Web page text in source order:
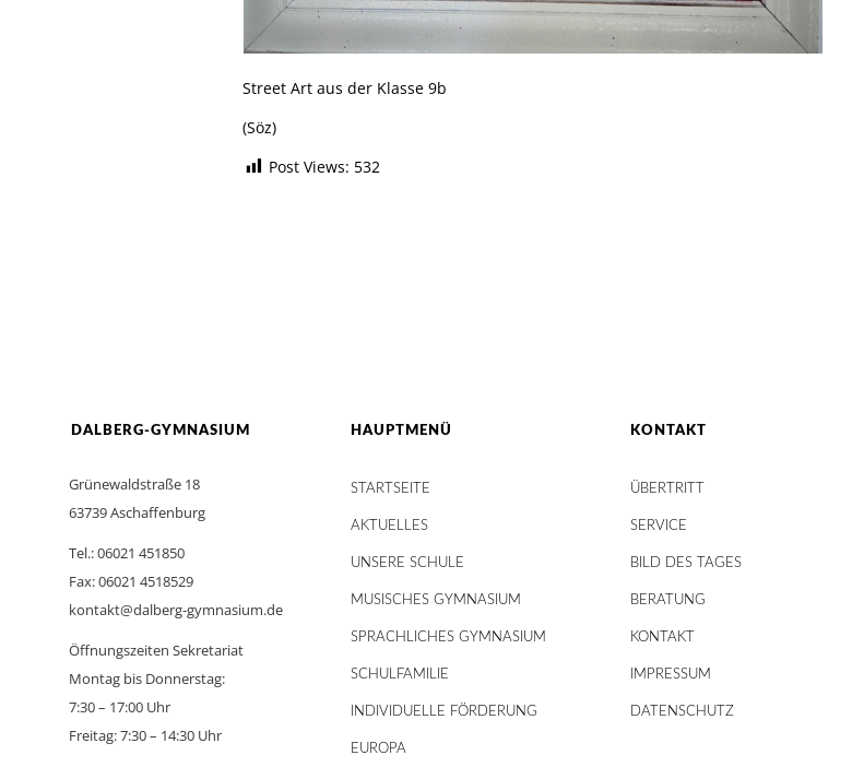
Street Art aus der Klasse 9b
(Söz)
Post Views: 532
DALBERG-GYMNASIUM
Grünewaldstraße 18
63739 Aschaffenburg
Tel.: 06021 451850
Fax: 06021 4518529
kontakt@dalberg-gymnasium.de
Öffnungszeiten Sekretariat
Montag bis Donnerstag:
7:30 – 17:00 Uhr
Freitag: 7:30 – 14:30 Uhr
HAUPTMENÜ
STARTSEITE
AKTUELLES
UNSERE SCHULE
MUSISCHES GYMNASIUM
SPRACHLICHES GYMNASIUM
SCHULFAMILIE
INDIVIDUELLE FÖRDERUNG
EUROPA
KONTAKT
ÜBERTRITT
SERVICE
BILD DES TAGES
BERATUNG
KONTAKT
IMPRESSUM
DATENSCHUTZ